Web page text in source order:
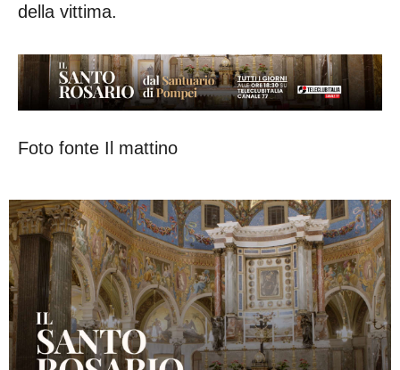
della vittima.
Foto fonte Il mattino